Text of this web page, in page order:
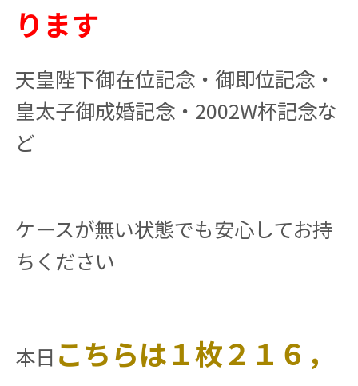
ります
天皇陛下御在位記念・御即位記念・
皇太子御成婚記念・2002W杯記念な
ど
ケースが無い状態でも安心してお持
ちください
本日 こちらは１枚２１６，